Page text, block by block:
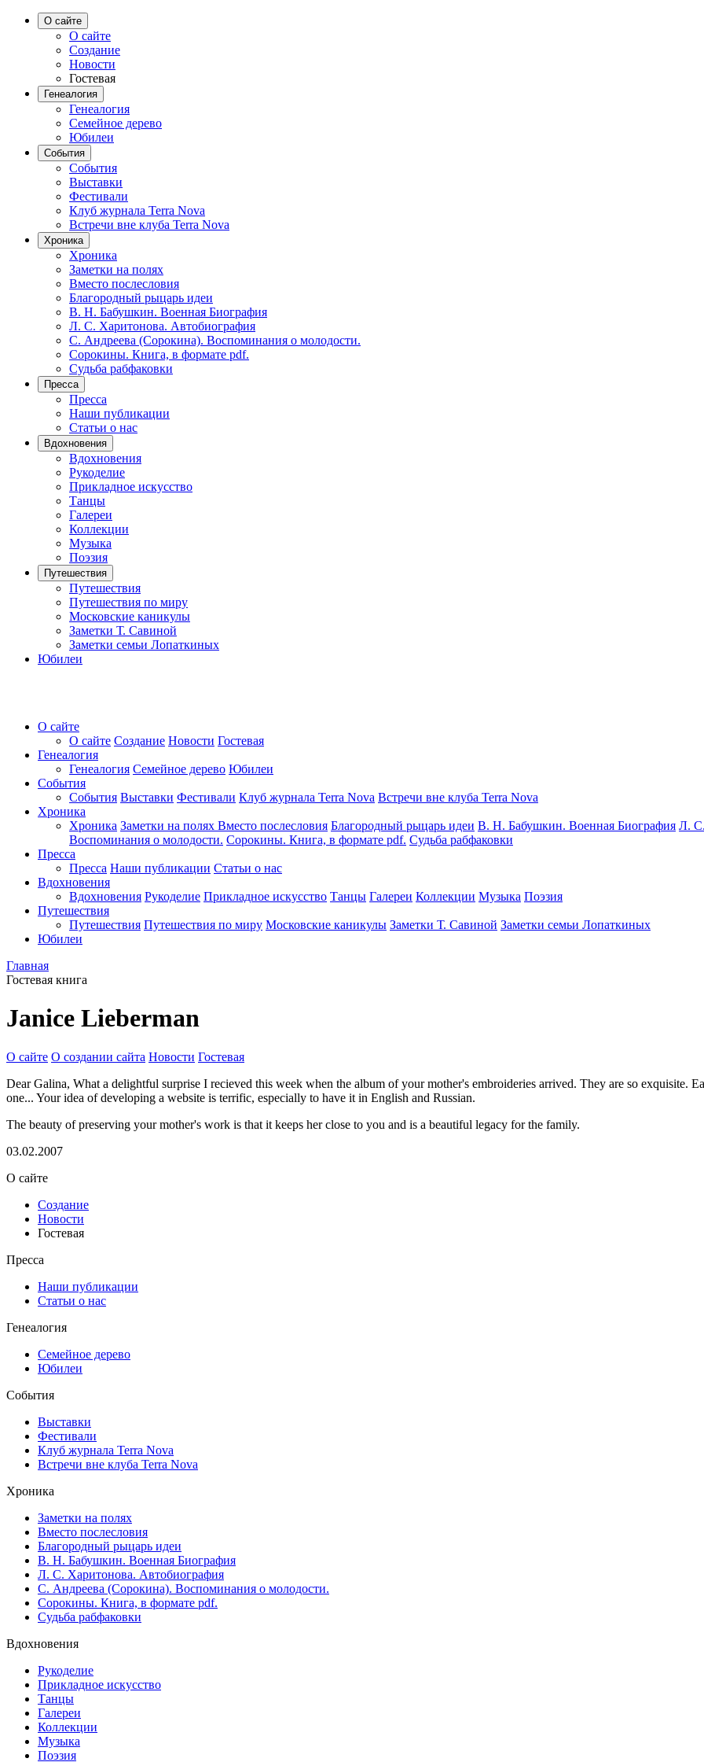
О сайте
О сайте
Создание
Новости
Гостевая
Генеалогия
Генеалогия
Семейное дерево
Юбилеи
События
События
Выставки
Фестивали
Клуб журнала Terra Nova
Встречи вне клуба Terra Nova
Хроника
Хроника
Заметки на полях
Вместо послесловия
Благородный рыцарь идеи
В. Н. Бабушкин. Военная Биография
Л. С. Харитонова. Автобиография
С. Андреева (Сорокина). Воспоминания о молодости.
Сорокины. Книга, в формате pdf.
Судьба рабфаковки
Пресса
Пресса
Наши публикации
Статьи о нас
Вдохновения
Вдохновения
Рукоделие
Прикладное искусство
Танцы
Галереи
Коллекции
Музыка
Поэзия
Путешествия
Путешествия
Путешествия по миру
Московские каникулы
Заметки Т. Савиной
Заметки семьи Лопаткиных
Юбилеи
О сайте
О сайте Создание Новости Гостевая
Генеалогия
Генеалогия Семейное дерево Юбилеи
События
События Выставки Фестивали Клуб журнала Terra Nova Встречи вне клуба Terra Nova
Хроника
Хроника Заметки на полях Вместо послесловия Благородный рыцарь идеи В. Н. Бабушкин. Военная Биография Л.
Воспоминания о молодости. Сорокины. Книга, в формате pdf. Судьба рабфаковки
Пресса
Пресса Наши публикации Статьи о нас
Вдохновения
Вдохновения Рукоделие Прикладное искусство Танцы Галереи Коллекции Музыка Поэзия
Путешествия
Путешествия Путешествия по миру Московские каникулы Заметки Т. Савиной Заметки семьи Лопаткиных
Юбилеи
Главная
Гостевая книга
Janice Lieberman
О сайте О создании сайта Новости Гостевая
Dear Galina, What a delightful surprise I recieved this week when the album of your mother's embroideries arrived. They are so exquisite.
one... Your idea of developing a website is terrific, especially to have it in English and Russian.
The beauty of preserving your mother's work is that it keeps her close to you and is a beautiful legacy for the family.
03.02.2007
О сайте
Создание
Новости
Гостевая
Пресса
Наши публикации
Статьи о нас
Генеалогия
Семейное дерево
Юбилеи
События
Выставки
Фестивали
Клуб журнала Terra Nova
Встречи вне клуба Terra Nova
Хроника
Заметки на полях
Вместо послесловия
Благородный рыцарь идеи
В. Н. Бабушкин. Военная Биография
Л. С. Харитонова. Автобиография
С. Андреева (Сорокина). Воспоминания о молодости.
Сорокины. Книга, в формате pdf.
Судьба рабфаковки
Вдохновения
Рукоделие
Прикладное искусство
Танцы
Галереи
Коллекции
Музыка
Поэзия